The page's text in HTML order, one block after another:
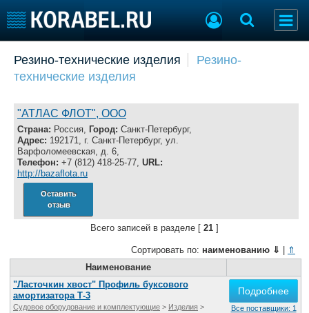
Судостроение
Новости
Компании
Репутация
Работа
Крюинг
Журнал
Реклама
Торговая площадка
Продажа флота
Оборудование
Изделия
Материалы
Выставки и семинары
Личности
Словарь
Флот
Форум
Резино-технические изделия
Резино-
технические изделия
"АТЛАС ФЛОТ", ООО
Страна: Россия, Город: Санкт-Петербург,
Адрес: 192171, г. Санкт-Петербург, ул.
Варфоломеевская, д. 6,
Телефон: +7 (812) 418-25-77, URL:
http://bazaflota.ru
Оставить
отзыв
Всего записей в разделе [ 21 ]
Сортировать по: наименованию ⇓
⇑
Наименование
"Ласточкин хвост" Профиль буксового
амортизатора Т-3
Судовое оборудование и комплектующие > Изделия >
Подробнее
Все поставщики: 1